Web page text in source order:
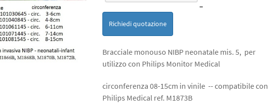
–
Richiedi quotazione
Bracciale monouso NIBP neonatale mis. 5, per
utilizzo con Philips Monitor Medical
circonferenza 08-15cm in vinile -- compatibile con
Philips Medical ref. M1873B